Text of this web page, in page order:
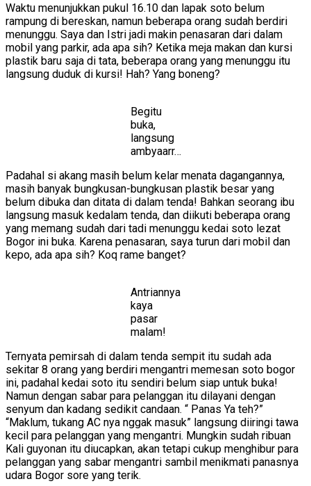
Waktu menunjukkan pukul 16.10 dan lapak soto belum
rampung di bereskan, namun beberapa orang sudah berdiri
menunggu. Saya dan Istri jadi makin penasaran dari dalam
mobil yang parkir, ada apa sih? Ketika meja makan dan kursi
plastik baru saja di tata, beberapa orang yang menunggu itu
langsung duduk di kursi! Hah? Yang boneng?
Begitu
buka,
langsung
ambyaarr…
Padahal si akang masih belum kelar menata dagangannya,
masih banyak bungkusan-bungkusan plastik besar yang
belum dibuka dan ditata di dalam tenda! Bahkan seorang ibu
langsung masuk kedalam tenda, dan diikuti beberapa orang
yang memang sudah dari tadi menunggu kedai soto lezat
Bogor ini buka. Karena penasaran, saya turun dari mobil dan
kepo, ada apa sih? Koq rame banget?
Antriannya
kaya
pasar
malam!
Ternyata pemirsah di dalam tenda sempit itu sudah ada
sekitar 8 orang yang berdiri mengantri memesan soto bogor
ini, padahal kedai soto itu sendiri belum siap untuk buka!
Namun dengan sabar para pelanggan itu dilayani dengan
senyum dan kadang sedikit candaan. “ Panas Ya teh?”
“Maklum, tukang AC nya nggak masuk” langsung diiringi tawa
kecil para pelanggan yang mengantri. Mungkin sudah ribuan
Kali guyonan itu diucapkan, akan tetapi cukup menghibur para
pelanggan yang sabar mengantri sambil menikmati panasnya
udara Bogor sore yang terik.